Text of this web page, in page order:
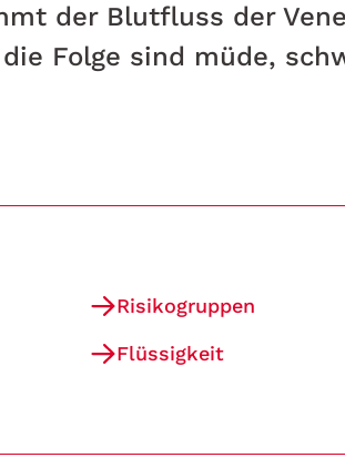
der Blutfluss der
Folge sind müde,
Risikogruppen
Flüssigkeit